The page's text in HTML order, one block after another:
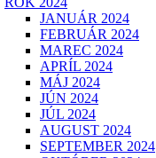
JANUÁR 2024
FEBRUÁR 2024
MAREC 2024
APRÍL 2024
MÁJ 2024
JÚN 2024
JÚL 2024
AUGUST 2024
SEPTEMBER 2024